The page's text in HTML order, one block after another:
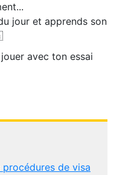
jour et apprends son
avec ton essai
de visa